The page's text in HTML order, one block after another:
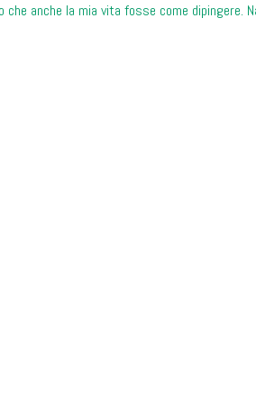
che anche la mia vita fosse come dipingere.